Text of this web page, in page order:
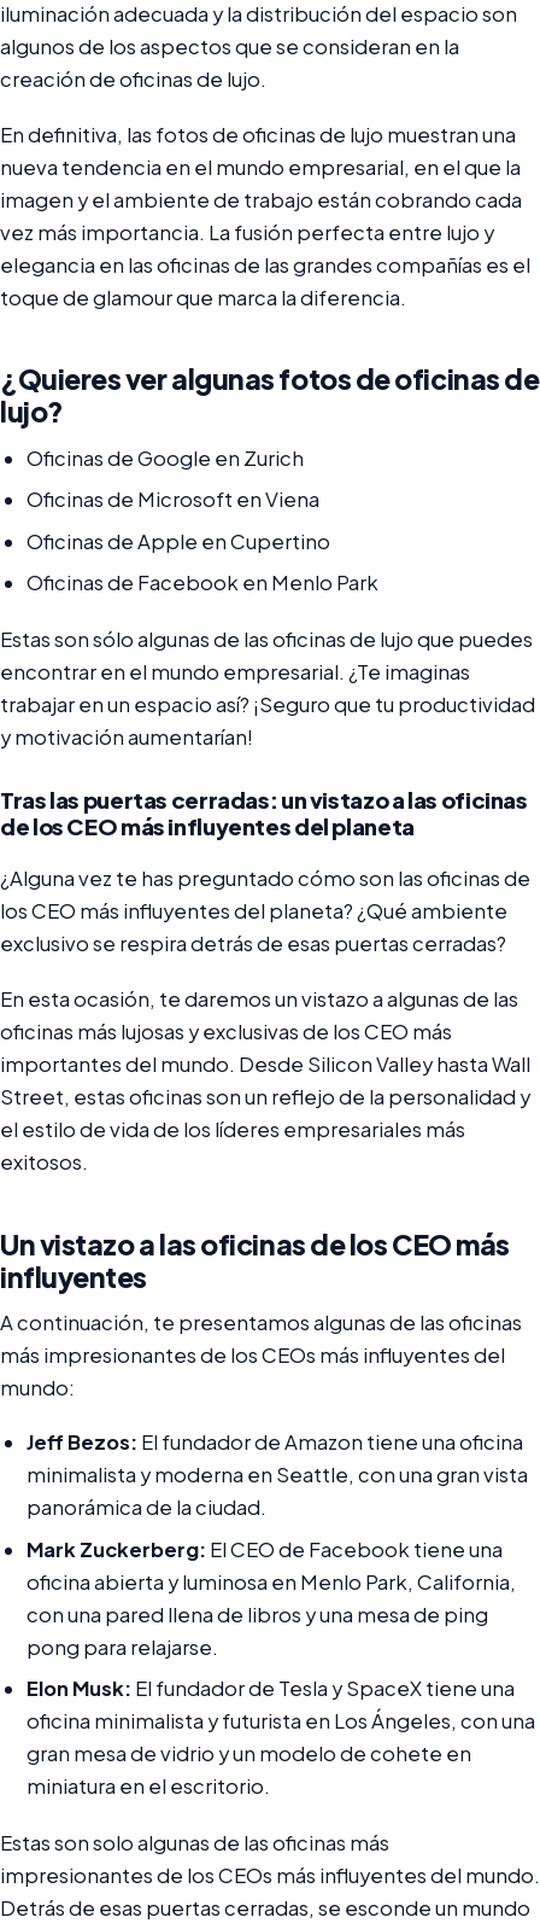
iluminación adecuada y la distribución del espacio son
algunos de los aspectos que se consideran en la
creación de oficinas de lujo.
En definitiva, las fotos de oficinas de lujo muestran una
nueva tendencia en el mundo empresarial, en el que la
imagen y el ambiente de trabajo están cobrando cada
vez más importancia. La fusión perfecta entre lujo y
elegancia en las oficinas de las grandes compañías es el
toque de glamour que marca la diferencia.
¿Quieres ver algunas fotos de oficinas de
lujo?
Oficinas de Google en Zurich
Oficinas de Microsoft en Viena
Oficinas de Apple en Cupertino
Oficinas de Facebook en Menlo Park
Estas son sólo algunas de las oficinas de lujo que puedes
encontrar en el mundo empresarial. ¿Te imaginas
trabajar en un espacio así? ¡Seguro que tu productividad
y motivación aumentarían!
Tras las puertas cerradas: un vistazo a las oficinas
de los CEO más influyentes del planeta
¿Alguna vez te has preguntado cómo son las oficinas de
los CEO más influyentes del planeta? ¿Qué ambiente
exclusivo se respira detrás de esas puertas cerradas?
En esta ocasión, te daremos un vistazo a algunas de las
oficinas más lujosas y exclusivas de los CEO más
importantes del mundo. Desde Silicon Valley hasta Wall
Street, estas oficinas son un reflejo de la personalidad y
el estilo de vida de los líderes empresariales más
exitosos.
Un vistazo a las oficinas de los CEO más
influyentes
A continuación, te presentamos algunas de las oficinas
más impresionantes de los CEOs más influyentes del
mundo:
Jeff Bezos: El fundador de Amazon tiene una oficina
minimalista y moderna en Seattle, con una gran vista
panorámica de la ciudad.
Mark Zuckerberg: El CEO de Facebook tiene una
oficina abierta y luminosa en Menlo Park, California,
con una pared llena de libros y una mesa de ping
pong para relajarse.
Elon Musk: El fundador de Tesla y SpaceX tiene una
oficina minimalista y futurista en Los Ángeles, con una
gran mesa de vidrio y un modelo de cohete en
miniatura en el escritorio.
Estas son solo algunas de las oficinas más
impresionantes de los CEOs más influyentes del mundo.
Detrás de esas puertas cerradas, se esconde un mundo